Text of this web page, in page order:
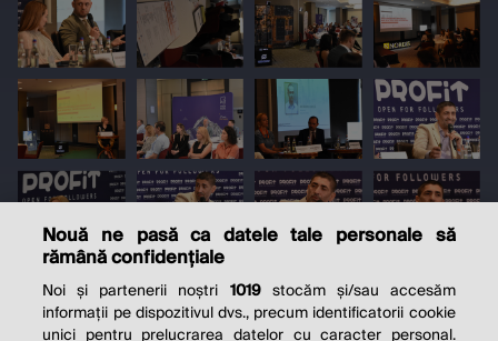
Nouă ne pasă ca datele tale personale să
rămână confidențiale
Noi și partenerii noștri 1019stocăm și/sau accesăm
informații pe dispozitivul dvs., precum identificatorii cookie
unici pentru prelucrarea datelor cu caracter personal.